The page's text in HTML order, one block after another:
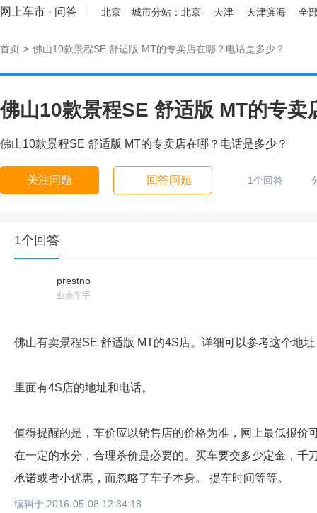
网上车市 · 问答 北京 城市分站： 北京 天津 天津滨海 全
首页 > 佛山10款景程SE 舒适版 MT的专卖店在哪？电话是多少？
佛山10款景程SE 舒适版 MT的专卖
佛山10款景程SE 舒适版 MT的专卖店在哪？电话是多少？
关注问题 回答问题 1个回答
1个回答
prestno
业余车手
佛山有卖景程SE 舒适版 MT的4S店。详细可以参考这个地址
里面有4S店的地址和电话。
值得提醒的是，车价应以销售店的价格为准，网上最低报价
在一定的水分，合理杀价是必要的。买车要交多少定金，千
承诺或者小优惠，而忽略了车子本身。 提车时间等等。
编辑于 2016-05-08 12:34:18